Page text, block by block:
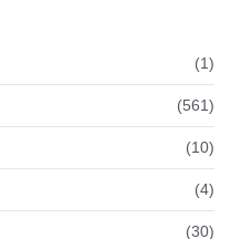
(1)
(561)
(10)
(4)
(30)